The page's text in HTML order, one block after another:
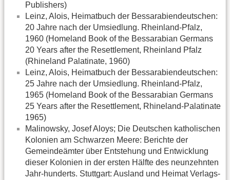
Publishers)
Leinz, Alois, Heimatbuch der Bessarabiendeutschen:
20 Jahre nach der Umsiedlung. Rheinland-Pfalz,
1960 (Homeland Book of the Bessarabian Germans
20 Years after the Resettlement, Rheinland Pfalz
(Rhineland Palatinate, 1960)
Leinz, Alois, Heimatbuch der Bessarabiendeutschen:
25 Jahre nach der Umsiedlung. Rheinland-Pfalz,
1965 (Homeland Book of the Bessarabian Germans
25 Years after the Resettlement, Rhineland-Palatinate
1965)
Malinowsky, Josef Aloys; Die Deutschen katholischen
Kolonien am Schwarzen Meere: Berichte der
Gemeindeämter über Entstehung und Entwicklung
dieser Kolonien in der ersten Hälfte des neunzehnten
Jahr-hunderts. Stuttgart: Ausland und Heimat Verlags-